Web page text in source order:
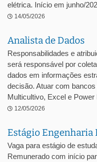
elétrica. Início em junho/
14/05/2026
Analista de Dados
Responsabilidades e
será responsável por
dados em informações
decisão. Atuar com
Multicultivo, Excel e Power
12/05/2026
Estágio Engenharia
Vaga para estágio de
Remunerado com início